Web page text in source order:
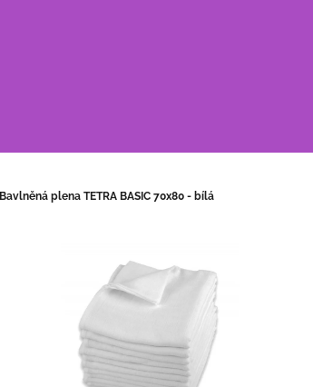
Bavlněná plena TETRA BASIC 70x80 - bílá